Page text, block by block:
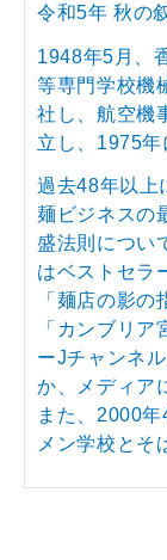
令和5年 秋の
1948年5月、
等専門学校機
社し、航空機
立し、1975年
過去48年以上
麺ビジネスの
盛法則につい
はベストセラ
「麺店の影
「カンブリ
ーJチャンネ
か、メディア
また、2000
メン学校とそ